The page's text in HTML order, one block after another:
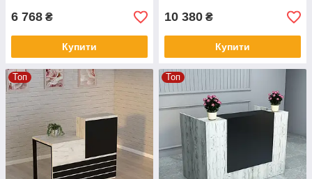
6 768 ₴
Купити
10 380 ₴
Купити
Топ Топ